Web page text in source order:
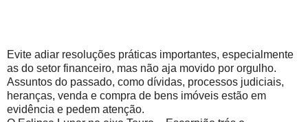
Evite adiar resoluções práticas importantes, especialmente
as do setor financeiro, mas não aja movido por orgulho.
Assuntos do passado, como dívidas, processos judiciais,
heranças, venda e compra de bens imóveis estão em
evidência e pedem atenção.